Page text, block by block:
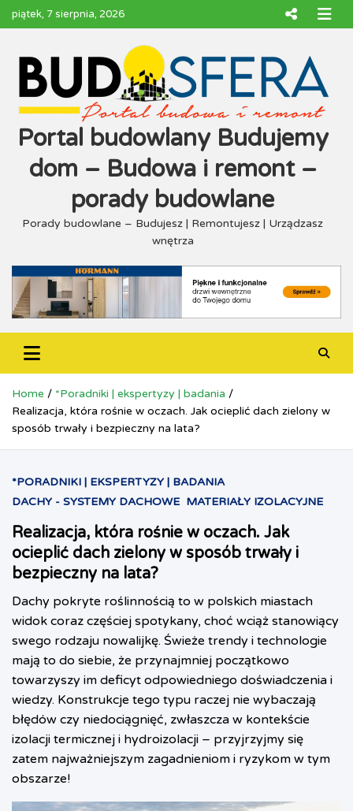
Skippiątek, 7 sierpnia, 2026
Portal budowlany Budujemy
dom – Budowa i remont –
porady budowlane
Porady budowlane – Budujesz | Remontujesz | Urządzasz
wnętrza
Home
*Poradniki | ekspertyzy | badania
Realizacja, która rośnie w oczach. Jak ocieplić dach zielony w
sposób trwały i bezpieczny na lata?
*PORADNIKI | EKSPERTYZY | BADANIA
DACHY - SYSTEMY DACHOWE MATERIAŁY IZOLACYJNE
Realizacja, która rośnie w oczach. Jak
ocieplić dach zielony w sposób trwały i
bezpieczny na lata?
Dachy pokryte roślinnością to w polskich miastach
widok coraz częściej spotykany, choć wciąż stanowiący
swego rodzaju nowalijkę. Świeże trendy i technologie
mają to do siebie, że przynajmniej początkowo
towarzyszy im deficyt odpowiedniego doświadczenia i
wiedzy. Konstrukcje tego typu raczej nie wybaczają
błędów czy niedociągnięć, zwłaszcza w kontekście
izolacji termicznej i hydroizolacji – przyjrzyjmy się
zatem najważniejszym zagadnieniom i ryzykom w tym
obszarze!